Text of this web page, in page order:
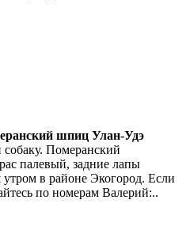
шпиц Улан-Удэ
Померанский
палевый, задние лапы
утром в районе Экогород. Если
по номерам Валерий:..